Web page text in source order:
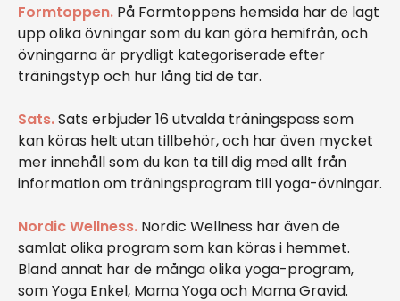
Formtoppen. På Formtoppens hemsida har de lagt
upp olika övningar som du kan göra hemifrån, och
övningarna är prydligt kategoriserade efter
träningstyp och hur lång tid de tar.
Sats.Sats erbjuder 16 utvalda träningspass som
kan köras helt utan tillbehör, och har även mycket
mer innehåll som du kan ta till dig med allt från
information om träningsprogram till yoga-övningar.
Nordic Wellness. Nordic Wellness har även de
samlat olika program som kan köras i hemmet.
Bland annat har de många olika yoga-program,
som Yoga Enkel, Mama Yoga och Mama Gravid.